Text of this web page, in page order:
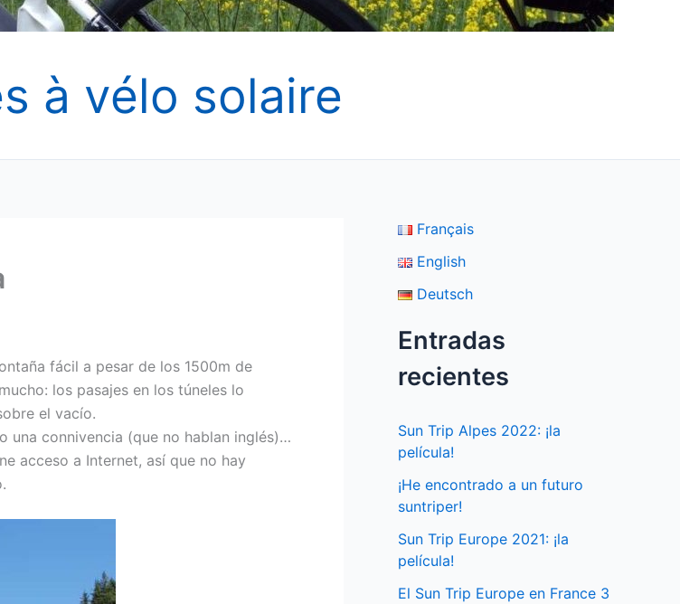
à vélo solaire
fácil a pesar de los 1500m de
los pasajes en los túneles lo
el vacío.
una connivencia (que no hablan inglés)…
acceso a Internet, así que no hay
Français
English
Deutsch
Entradas
recientes
Sun Trip Alpes 2022: ¡la
película!
¡He encontrado a un futuro
suntriper!
Sun Trip Europe 2021: ¡la
película!
El Sun Trip Europe en France 3